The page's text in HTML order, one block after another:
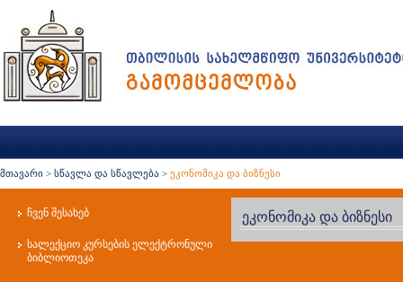
მთავარი > სწავლა და სწავლება > ეკონომიკა და ბიზნესი
ჩვენ შესახებ
სალექციო კურსების ელექტრონული
ბიბლიოთეკა
ეკონომიკა და ბიზნესი